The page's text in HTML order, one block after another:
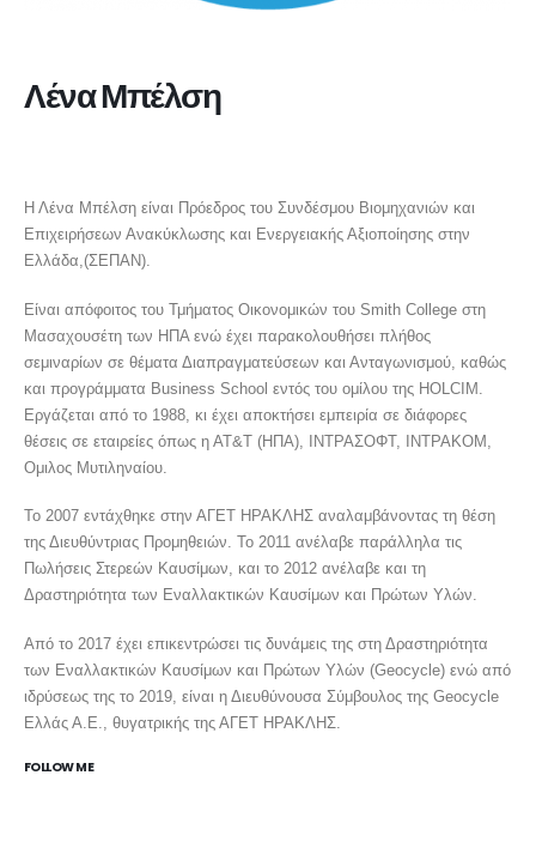
Λένα Μπέλση
Η Λένα Μπέλση είναι Πρόεδρος του Συνδέσμου Βιομηχανιών και
Επιχειρήσεων Ανακύκλωσης και Ενεργειακής Αξιοποίησης στην
Ελλάδα,(ΣΕΠΑΝ).
Είναι απόφοιτος του Τμήματος Οικονομικών του Smith College στη
Μασαχουσέτη των ΗΠΑ ενώ έχει παρακολουθήσει πλήθος
σεμιναρίων σε θέματα Διαπραγματεύσεων και Ανταγωνισμού, καθώς
και προγράμματα Business School εντός του ομίλου της HOLCIM.
Εργάζεται από το 1988, κι έχει αποκτήσει εμπειρία σε διάφορες
θέσεις σε εταιρείες όπως η ΑΤ&Τ (ΗΠΑ), ΙΝΤΡΑΣΟΦΤ, ΙΝΤΡΑΚΟΜ,
Ομιλος Μυτιληναίου.
Το 2007 εντάχθηκε στην ΑΓΕΤ ΗΡΑΚΛΗΣ αναλαμβάνοντας τη θέση
της Διευθύντριας Προμηθειών. Το 2011 ανέλαβε παράλληλα τις
Πωλήσεις Στερεών Καυσίμων, και το 2012 ανέλαβε και τη
Δραστηριότητα των Εναλλακτικών Καυσίμων και Πρώτων Υλών.
Από το 2017 έχει επικεντρώσει τις δυνάμεις της στη Δραστηριότητα
των Εναλλακτικών Καυσίμων και Πρώτων Υλών (Geocycle) ενώ από
ιδρύσεως της το 2019, είναι η Διευθύνουσα Σύμβουλος της Geocycle
Ελλάς Α.Ε., θυγατρικής της ΑΓΕΤ ΗΡΑΚΛΗΣ.
FOLLOW ME